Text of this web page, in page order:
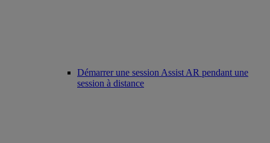
Démarrer une session Assist AR pendant une
session à distance